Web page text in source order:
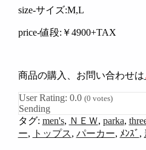
size-サイズ:M,L
price-値段:￥4900+TAX
商品の購入、お問い合わせは
User Rating: 0.0 (0 votes)
Sending
タグ: men's, ＮＥＷ, parka,
ー, トップス, パーカー, ﾒﾝｽﾞ ,